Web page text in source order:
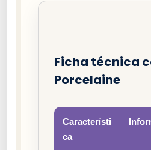
Ficha técnica
Porcelaine
Característi
ca